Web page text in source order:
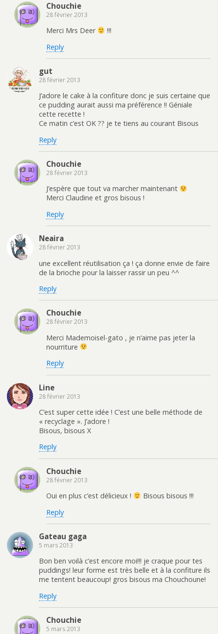
Chouchie
28 février 2013
Merci Mrs Deer
!!!
Reply
gut
28 février 2013
J’adore le cake à la confiture donc je suis certaine que
ce pudding aurait aussi ma préférence !! Géniale
cette recette !
Ce matin c’est OK ?? je te tiens au courant Bisous
Reply
Chouchie
28 février 2013
J’espère que tout va marcher maintenant
Merci Claudine et gros bisous !
Reply
Neaira
28 février 2013
une excellent réutilisation ça ! ça donne envie de faire
de la brioche pour la laisser rassir un peu ^^
Reply
Chouchie
28 février 2013
Merci Mademoisel-gato , je n’aime pas jeter la
nourriture
Reply
Line
28 février 2013
C’est super cette idée ! C’est une belle méthode de
« recyclage ». J’adore !
Bisous, bisous X
Reply
Chouchie
28 février 2013
Oui en plus c’est délicieux !
Bisous bisous !!!
Reply
Gateau gaga
5 mars 2013
Bon ben voilà c’est encore moi!!! je craque pour tes
puddings! leur forme est très belle et à la confiture ils
me tentent beaucoup! gros bisous ma Chouchoune!
Reply
Chouchie
5 mars 2013